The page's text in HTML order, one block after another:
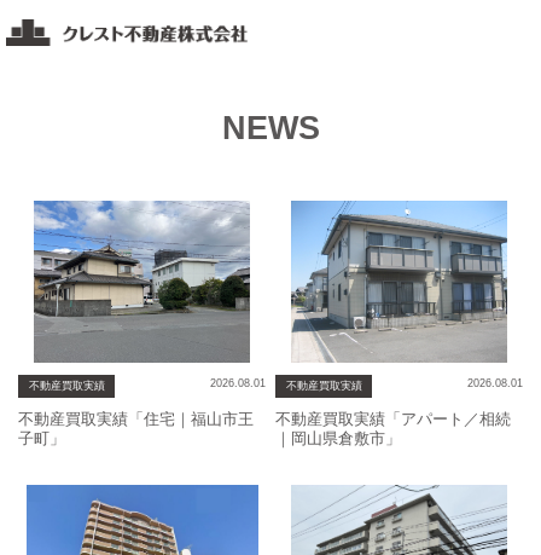
ン
ク
山・
山・
リ
ア
NEWS
不動産買取実績 2026.08.01
不動産買取実績「住宅｜福山市王
子町」
不動産買取実績 2026.08.01
不動産買取実績「アパート／相続
｜岡山県倉敷市」